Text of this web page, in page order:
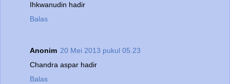
Ihkwanudin hadir
Balas
Anonim 20 Mei 2013 pukul 05.23
Chandra aspar hadir
Balas